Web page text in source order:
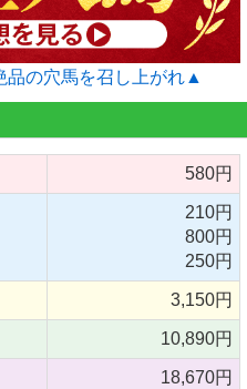
品の穴馬を召し上がれ▲
580円
210円
800円
250円
3,150円
10,890円
18,670円